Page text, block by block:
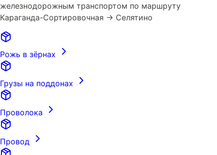
железнодорожным транспортом по маршруту
Караганда-Сортировочная → Селятино
Рожь в зёрнах
Грузы на поддонах
Проволока
Провод